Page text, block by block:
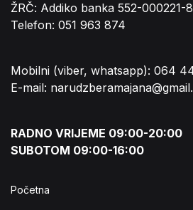
ŽRČ: Addiko banka 552-000221-
Telefon: 051 963 874
Mobilni (viber, whatsapp): 064
E-mail:
RADNO VRIJEME 09:00-20:00
SUBOTOM 09:00-16:00
Početna